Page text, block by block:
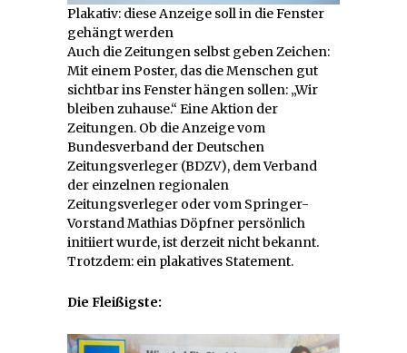
Plakativ: diese Anzeige soll in die Fenster
gehängt werden
Auch die Zeitungen selbst geben Zeichen:
Mit einem Poster, das die Menschen gut
sichtbar ins Fenster hängen sollen: „Wir
bleiben zuhause.“ Eine Aktion der
Zeitungen. Ob die Anzeige vom
Bundesverband der Deutschen
Zeitungsverleger (BDZV), dem Verband
der einzelnen regionalen
Zeitungsverleger oder vom Springer-
Vorstand Mathias Döpfner persönlich
initiiert wurde, ist derzeit nicht bekannt.
Trotzdem: ein plakatives Statement.
Die Fleißigste: